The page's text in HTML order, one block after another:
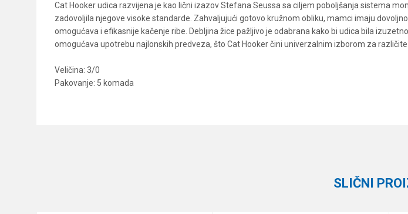
Cat Hooker udica razvijena je kao lični izazov Stefana Seussa sa ciljem poboljšanja sistema
zadovoljila njegove visoke standarde. Zahvaljujući gotovo kružnom obliku, mamci imaju
omogućava i efikasnije kačenje ribe. Debljina žice pažljivo je odabrana kako bi udica bila
omogućava upotrebu najlonskih predveza, što Cat Hooker čini univerzalnim izborom za različite
Veličina: 3/0
Pakovanje: 5 komada
SLIČNI